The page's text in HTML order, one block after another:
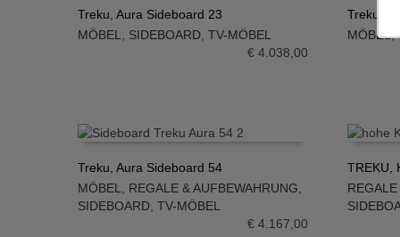
IN DEN WARENKORB
Treku, Aura Sideboard 23
MÖBEL
SIDEBOARD TV-MÖBEL
€4.038,00
IN DEN
Treku,
MÖBEL,
IN DEN WARENKORB
Treku, Aura Sideboard 54
MÖBEL
REGALE & AUFBEWAHRUNG
SIDEBOARD TV-MÖBEL
€4.167,00
IN DEN
TREKU,